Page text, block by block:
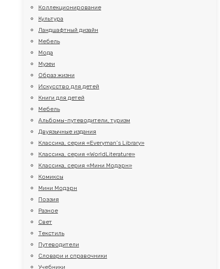
Коллекционирование
Культура
Ландшафтный дизайн
Мебель
Мода
Музеи
Образ жизни
Искусство для детей
Книги для детей
Мебель
Альбомы-путеводители, туризм
Двуязычные издания
Классика, серия «Everyman’s Library»
Классика, серия «WorldLiterature»
Классика, серия «Мини Модэрн»
Комиксы
Мини Модэрн
Поэзия
Разное
Свет
Текстиль
Путеводители
Словари и справочники
Учебники